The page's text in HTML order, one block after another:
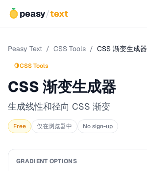
peasy/text
Peasy Text / CSS Tools / CSS 渐变生成器
🍋CSS Tools
CSS 渐变生成器
生成线性和径向 CSS 渐变
Free 仅在浏览器中 No sign-up
GRADIENT OPTIONS